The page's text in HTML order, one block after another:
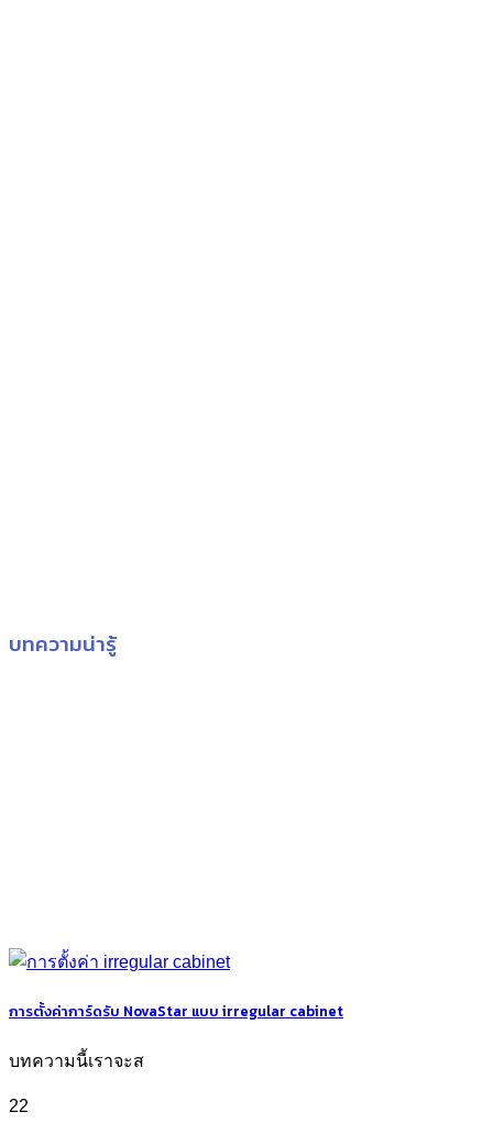
บทความน่ารู้
การตั้งค่าการ์ดรับ NovaStar แบบ irregular cabinet
บทความนี้เราจะส
22